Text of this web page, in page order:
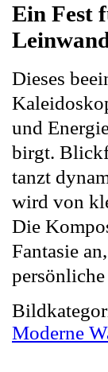
Ein Fest
Dieses
und
birgt.
tanzt
wird von
Die
Fantasie
Moderne